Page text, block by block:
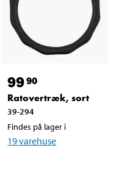
9990
Ratovertræk, sort
39-294
Findes på lager i
19varehuse